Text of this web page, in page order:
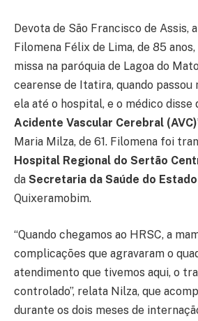
Devota de São Francisco de Assis,
Filomena Félix de Lima, de 85
missa na paróquia de Lagoa do
cearense de Itatira, quando passou
ela até o hospital, e o médico disse
Acidente Vascular Cerebral (AVC)
Maria Milza, de 61. Filomena foi
Hospital Regional do Sertão
da Secretaria da Saúde do
Quixeramobim.
“Quando chegamos ao HRSC, a
complicações que agravaram o
atendimento que tivemos aqui, o
controlado”, relata Nilza, que
durante os dois meses de